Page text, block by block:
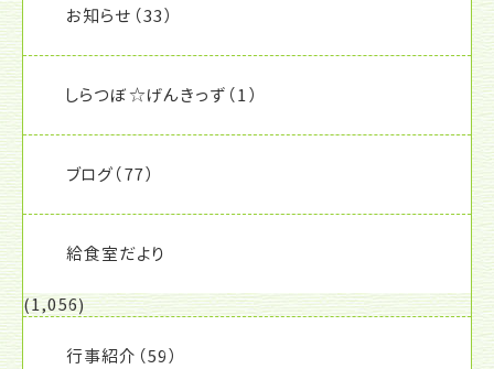
お知らせ （33）
しらつぼ☆げんきっず （1）
ブログ（77）
給食室だより
(1,056)
行事紹介 （59）